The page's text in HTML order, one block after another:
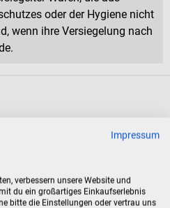
oder der Hygiene nicht
wenn ihre Versiegelung nach
Impressum
verbessern unsere Website und
du ein großartiges Einkaufserlebnis
bitte die Einstellungen oder vertrau uns